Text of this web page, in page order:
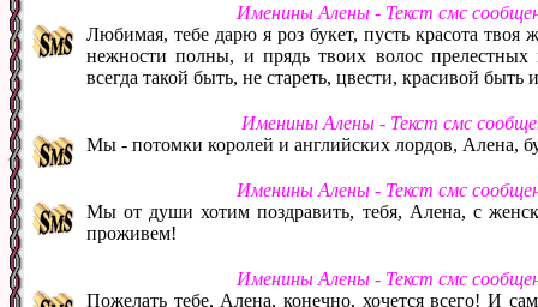
Именины Алены - Текст смс
Любимая, тебе дарю я роз букет, пусть красота
нежности полны, и прядь твоих волос
всегда такой быть, не стареть, цвести, красивой
Именины Алены - Текст смс
Мы - потомки королей и английских лордов, Алена,
Именины Алены - Текст смс
Мы от души хотим поздравить, тебя, Алена, с
проживем!
Именины Алены - Текст смс
Пожелать тебе, Алена, конечно, хочется всего! И